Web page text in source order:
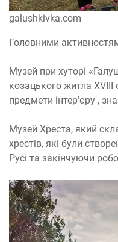
galushkivka.com
Головними
Музей при хуторі
козацького житла XVIII
предмети інтер’єру ,
Музей Хреста, який
хрестів, які були
Русі та закінчуючи